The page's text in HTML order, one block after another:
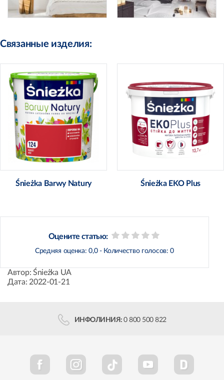
Связанные изделия:
Śnieżka Barwy Natury Śnieżka EKO Plus
Оцените статью:
Средняя оценка:0,0- Количество голосов:0
Автор: Śnieżka UA
Дата: 2022-01-21
ИНФОЛИНИЯ: 0 800 500 822